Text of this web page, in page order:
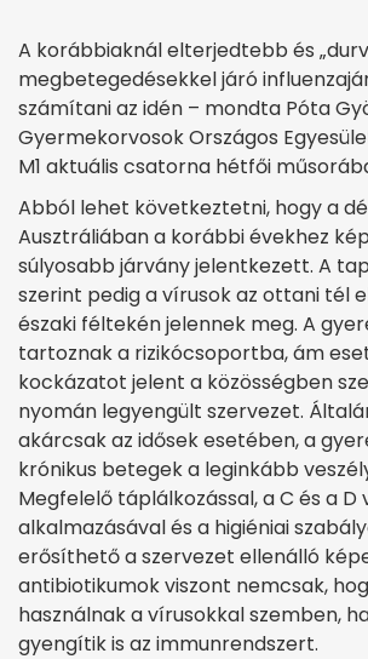
A korábbiaknál elterjedtebb és
megbetegedésekkel járó
számítani az idén – mondta Póta
Gyermekorvosok Országos
M1 aktuális csatorna hétfői
Abból lehet következtetni, hogy a
Ausztráliában a korábbi évekhez
súlyosabb járvány jelentkezett. A
szerint pedig a vírusok az ottani tél
északi féltekén jelennek meg. A
tartoznak a rizikócsoportba, ám
kockázatot jelent a közösségben
nyomán legyengült szervezet.
akárcsak az idősek esetében, a
krónikus betegek a leginkább
Megfelelő táplálkozással, a C és a D
alkalmazásával és a higiéniai
erősíthető a szervezet ellenálló
antibiotikumok viszont nemcsak,
használnak a vírusokkal szemben,
gyengítik is az immunrendszert.